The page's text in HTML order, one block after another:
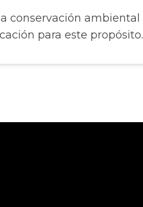
conservación ambiental
para este propósito.